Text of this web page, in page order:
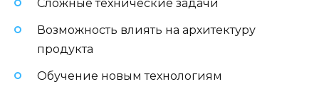
Сложные технические задачи
Возможность влиять на архитектуру
продукта
Обучение новым технологиям